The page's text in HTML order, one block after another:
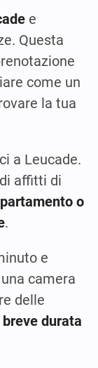
e
Questa
come un
la tua
a Leucade.
affitti di
o
.
e
camera
delle
durata